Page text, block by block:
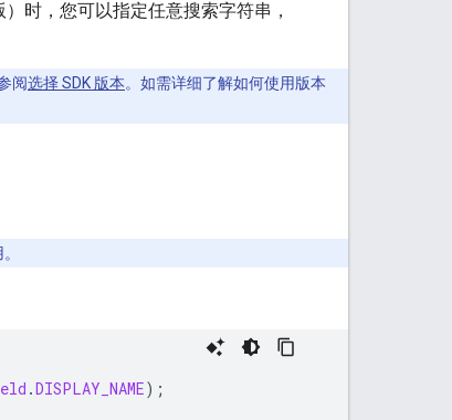
时，您可以指定任意搜索字符串，
阅选择 SDK 版本。如需详细了解如何使用版本
.DISPLAY_NAME);